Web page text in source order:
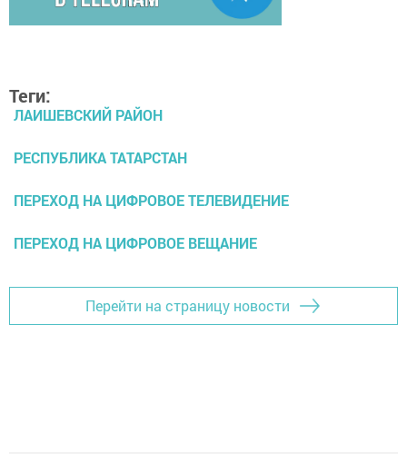
Теги:
ЛАИШЕВСКИЙ РАЙОН
РЕСПУБЛИКА ТАТАРСТАН
ПЕРЕХОД НА ЦИФРОВОЕ ТЕЛЕВИДЕНИЕ
ПЕРЕХОД НА ЦИФРОВОЕ ВЕЩАНИЕ
Перейти на страницу новости